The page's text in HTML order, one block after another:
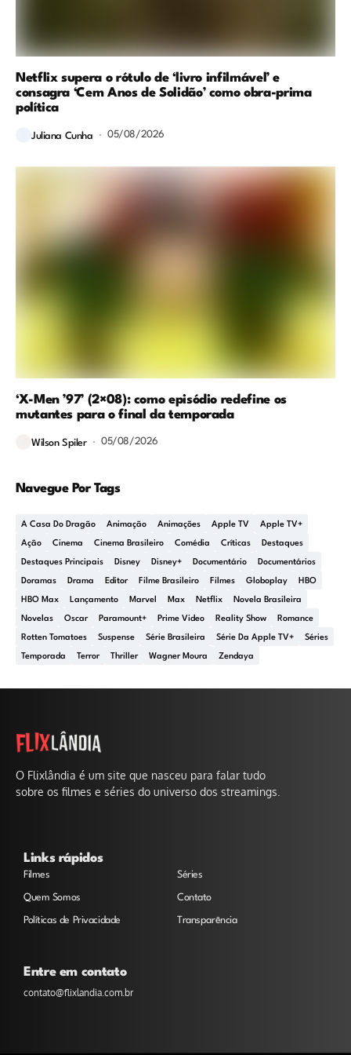
Netflix supera o rótulo de ‘livro infilmável’ e
consagra ‘Cem Anos de Solidão’ como obra-prima
política
Juliana Cunha 05/08/2026
‘X-Men ’97’ (2×08): como episódio redefine os
mutantes para o final da temporada
Wilson Spiler 05/08/2026
Navegue Por Tags
A Casa Do Dragão Animação Animações Apple TV Apple TV+
Ação Cinema Cinema Brasileiro Comédia Críticas Destaques
Destaques Principais Disney Disney+ Documentário Documentários
Doramas Drama Editor Filme Brasileiro Filmes Globoplay HBO
HBO Max Lançamento Marvel Max Netflix Novela Brasileira
Novelas Oscar Paramount+ Prime Video Reality Show Romance
Rotten Tomatoes Suspense Série Brasileira Série Da Apple TV+ Séries
Temporada Terror Thriller Wagner Moura Zendaya
O Flixlândia é um site que nasceu para falar tudo
sobre os filmes e séries do universo dos streamings.
Links rápidos
Filmes Séries
Quem Somos Contato
Políticas de Privacidade Transparência
Entre em contato
contato@flixlandia.com.br